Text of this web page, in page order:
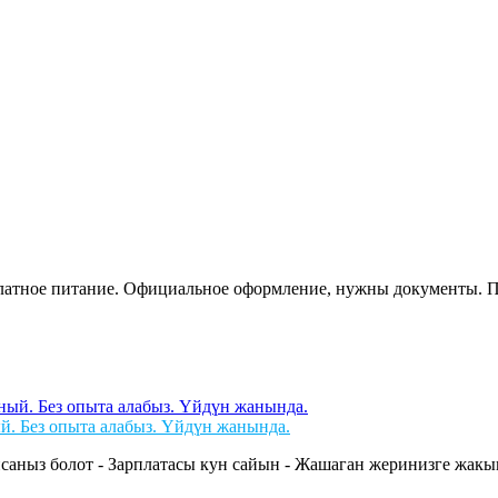
питание. Официальное оформление, нужны документы.
Без опыта алабыз. Үйдүн жанында.
болот - Зарплатасы кун сайын - Жашаган жеринизге